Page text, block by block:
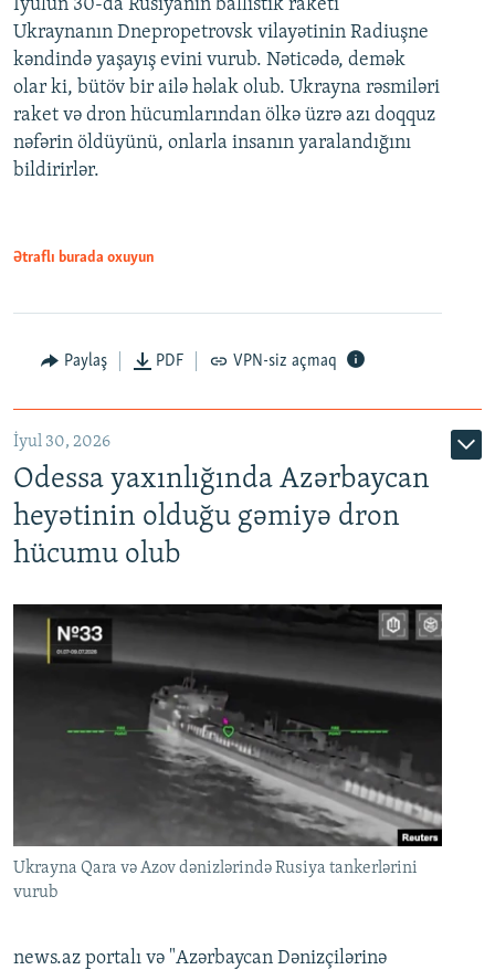
İyulun 30-da Rusiyanın ballistik raketi
Ukraynanın Dnepropetrovsk vilayətinin Radiuşne
kəndində yaşayış evini vurub. Nəticədə, demək
olar ki, bütöv bir ailə həlak olub. Ukrayna rəsmiləri
raket və dron hücumlarından ölkə üzrə azı doqquz
nəfərin öldüyünü, onlarla insanın yaralandığını
bildirirlər.
Ətraflı burada oxuyun
Paylaş PDF VPN-siz açmaq
İyul 30, 2026
Odessa yaxınlığında Azərbaycan
heyətinin olduğu gəmiyə dron
hücumu olub
Ukrayna Qara və Azov dənizlərində Rusiya tankerlərini
vurub
news.az portalı və "Azərbaycan Dənizçilərinə